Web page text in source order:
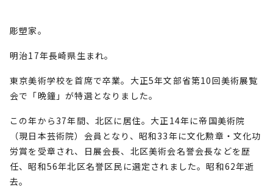
彫塑家。
明治17年長崎県生まれ。
東京美術学校を首席で卒業。大正5年文部省第10回美術展覧
会で「晩鐘」が特選となりました。
この年から37年間、北区に居住。大正14年に帝国美術院
（現日本芸術院）会員となり、昭和33年に文化勲章・文化功
労賞を受章され、日展会長、北区美術会名誉会長などを歴
任、昭和56年北区名誉区民に選定されました。昭和62年逝
去。